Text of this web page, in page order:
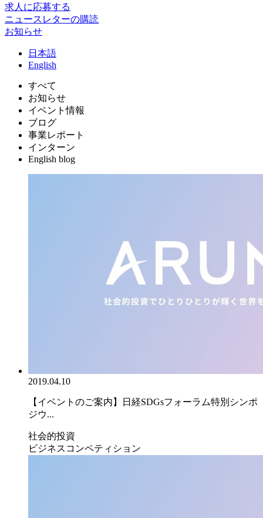
求人に応募する
ニュースレターの購読
お知らせ
日 本語
English
すべて
お知らせ
イベント情報
ブログ
事業レポート
インターン
English blog
2019.04.10
【イベントのご案内】日経SDGsフォーラム特別シンポ
ジウ...
社会的投資
ビジネスコンペティション